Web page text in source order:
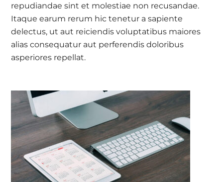
repudiandae sint et molestiae non recusandae.
Itaque earum rerum hic tenetur a sapiente
delectus, ut aut reiciendis voluptatibus maiores
alias consequatur aut perferendis doloribus
asperiores repellat.